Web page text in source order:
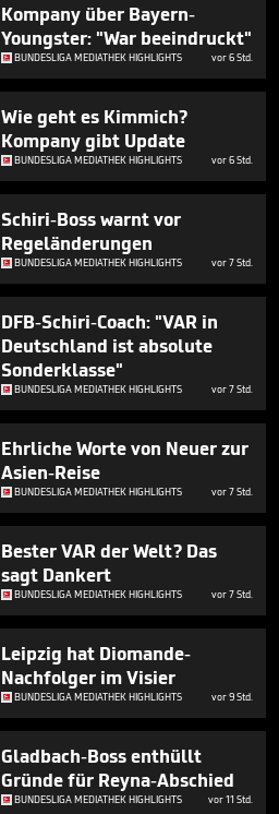
Kompany über Bayern-
Youngster: "War beeindruckt"
BUNDESLIGA MEDIATHEK HIGHLIGHTS vor 6 Std.
Wie geht es Kimmich?
Kompany gibt Update
BUNDESLIGA MEDIATHEK HIGHLIGHTS vor 6 Std.
Schiri-Boss warnt vor
Regeländerungen
BUNDESLIGA MEDIATHEK HIGHLIGHTS vor 7 Std.
DFB-Schiri-Coach: "VAR in
Deutschland ist absolute
Sonderklasse"
BUNDESLIGA MEDIATHEK HIGHLIGHTS vor 7 Std.
Ehrliche Worte von Neuer zur
Asien-Reise
BUNDESLIGA MEDIATHEK HIGHLIGHTS vor 7 Std.
Bester VAR der Welt? Das
sagt Dankert
BUNDESLIGA MEDIATHEK HIGHLIGHTS vor 7 Std.
Leipzig hat Diomande-
Nachfolger im Visier
BUNDESLIGA MEDIATHEK HIGHLIGHTS vor 9 Std.
Gladbach-Boss enthüllt
Gründe für Reyna-Abschied
BUNDESLIGA MEDIATHEK HIGHLIGHTS vor 11 Std.